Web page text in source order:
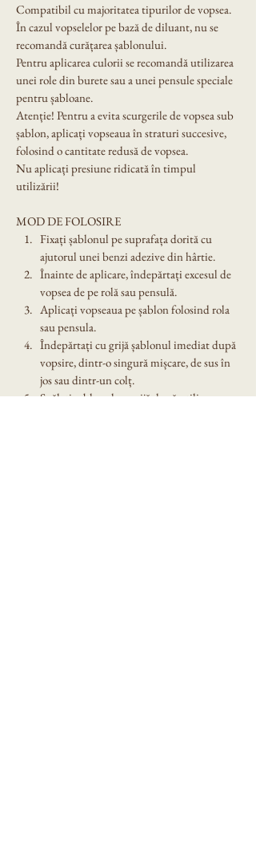
Compatibil cu majoritatea tipurilor de vopsea.
În cazul vopselelor pe bază de diluant, nu se
recomandă curățarea șablonului.
Pentru aplicarea culorii se recomandă utilizarea
unei role din burete sau a unei pensule speciale
pentru șabloane.
Atenție! Pentru a evita scurgerile de vopsea sub
șablon, aplicați vopseaua în straturi succesive,
folosind o cantitate redusă de vopsea.
Nu aplicați presiune ridicată în timpul
utilizării!
MOD DE FOLOSIRE
Fixați șablonul pe suprafața dorită cu
ajutorul unei benzi adezive din hârtie.
Înainte de aplicare, îndepărtați excesul de
vopsea de pe rolă sau pensulă.
Aplicați vopseaua pe șablon folosind rola
sau pensula.
Îndepărtați cu grijă șablonul imediat după
vopsire, dintr-o singură mișcare, de sus în
jos sau dintr-un colț.
Spălați șablonul cu grijă după utilizare.